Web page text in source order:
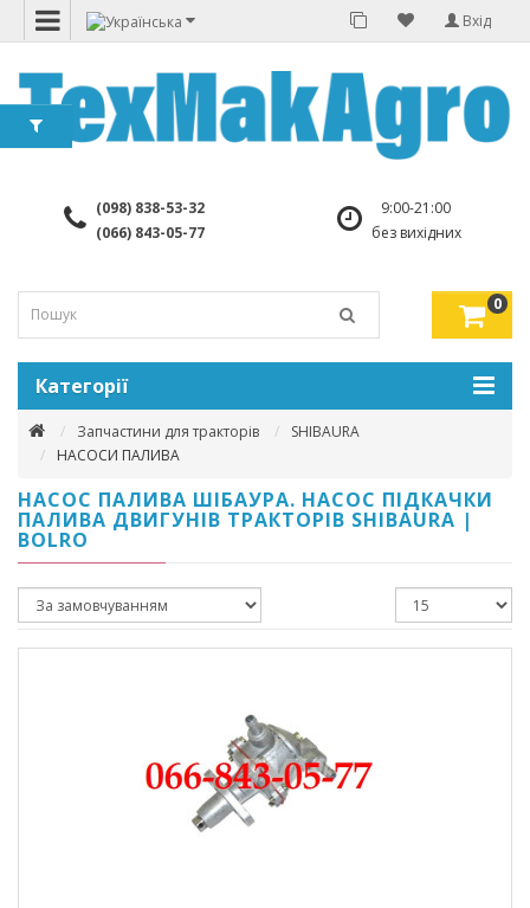
Вхід
(098) 838-53-32
(066) 843-05-77
9:00-21:00
без вихідних
0
Категорії
Запчастини для тракторів
SHIBAURA
НАСОСИ ПАЛИВА
НАСОС ПАЛИВА ШІБАУРА. НАСОС ПІДКАЧКИ
ПАЛИВА ДВИГУНІВ ТРАКТОРІВ SHIBAURA |
BOLRO